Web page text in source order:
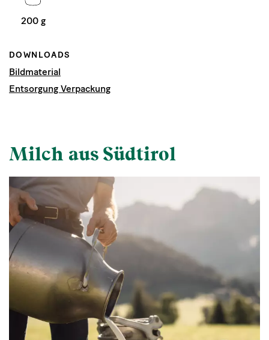
200 g
DOWNLOADS
Bildmaterial
Entsorgung Verpackung
Milch aus Südtirol